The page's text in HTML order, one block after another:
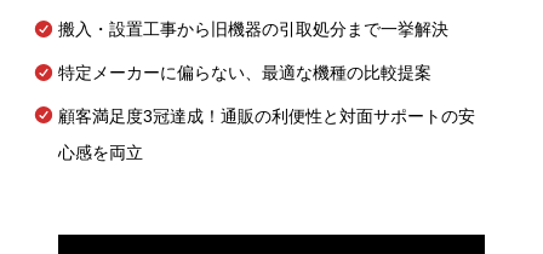
搬入・設置工事から旧機器の引取処分まで一挙解決
特定メーカーに偏らない、最適な機種の比較提案
顧客満足度3冠達成！通販の利便性と対面サポートの安
心感を両立